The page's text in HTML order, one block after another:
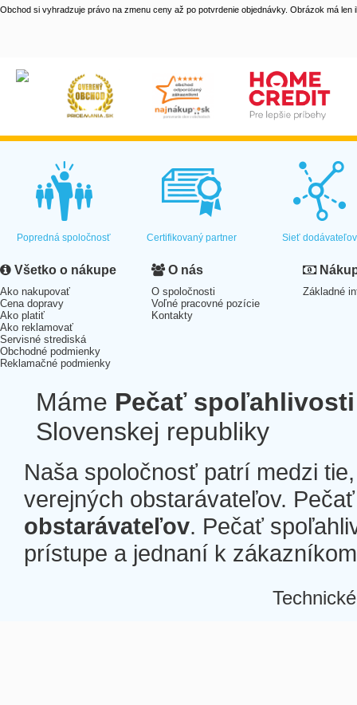
Obchod si vyhradzuje právo na zmenu ceny až po potvrdenie objednávky. Obrázok má len
Popredná spoločnosť Certifikovaný partner Sieť dodávateľov
Všetko o nákupe
Ako nakupovať
Cena dopravy
Ako platiť
Ako reklamovať
Servisné strediská
Obchodné podmienky
Reklamačné podmienky
O nás
O spoločnosti
Voľné pracovné pozície
Kontakty
Základné
Máme Pečať spoľahlivosti
Slovenskej republiky
Naša spoločnosť patrí medzi
verejných obstarávateľov.
obstarávateľov. Pečať
prístupe a jednaní k